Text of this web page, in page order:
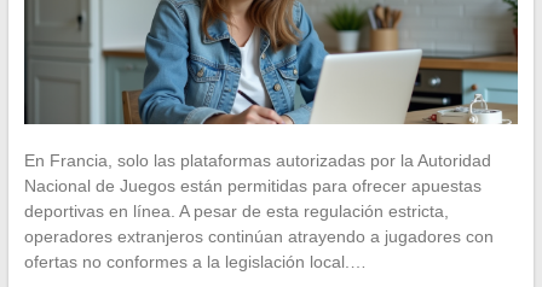
En Francia, solo las plataformas autorizadas por la Autoridad
Nacional de Juegos están permitidas para ofrecer apuestas
deportivas en línea. A pesar de esta regulación estricta,
operadores extranjeros continúan atrayendo a jugadores con
ofertas no conformes a la legislación local.…